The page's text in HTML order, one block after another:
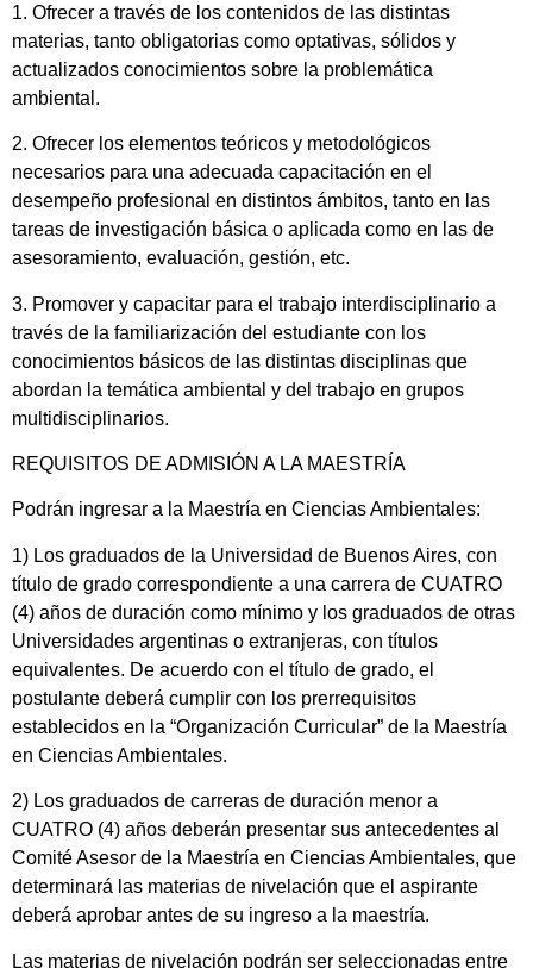
1. Ofrecer a través de los contenidos de las distintas
materias, tanto obligatorias como optativas, sólidos y
actualizados conocimientos sobre la problemática
ambiental.
2. Ofrecer los elementos teóricos y metodológicos
necesarios para una adecuada capacitación en el
desempeño profesional en distintos ámbitos, tanto en las
tareas de investigación básica o aplicada como en las de
asesoramiento, evaluación, gestión, etc.
3. Promover y capacitar para el trabajo interdisciplinario a
través de la familiarización del estudiante con los
conocimientos básicos de las distintas disciplinas que
abordan la temática ambiental y del trabajo en grupos
multidisciplinarios.
REQUISITOS DE ADMISIÓN A LA MAESTRÍA
Podrán ingresar a la Maestría en Ciencias Ambientales:
1) Los graduados de la Universidad de Buenos Aires, con
título de grado correspondiente a una carrera de CUATRO
(4) años de duración como mínimo y los graduados de otras
Universidades argentinas o extranjeras, con títulos
equivalentes. De acuerdo con el título de grado, el
postulante deberá cumplir con los prerrequisitos
establecidos en la “Organización Curricular” de la Maestría
en Ciencias Ambientales.
2) Los graduados de carreras de duración menor a
CUATRO (4) años deberán presentar sus antecedentes al
Comité Asesor de la Maestría en Ciencias Ambientales, que
determinará las materias de nivelación que el aspirante
deberá aprobar antes de su ingreso a la maestría.
Las materias de nivelación podrán ser seleccionadas entre